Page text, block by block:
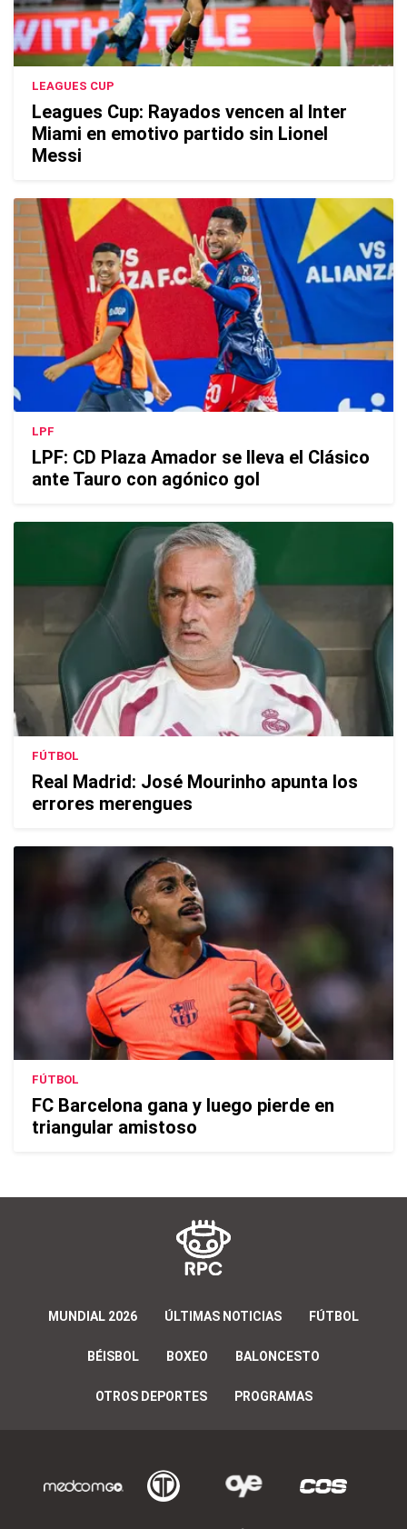
LEAGUES CUP
Leagues Cup: Rayados vencen al Inter
Miami en emotivo partido sin Lionel
Messi
LPF
LPF: CD Plaza Amador se lleva el Clásico
ante Tauro con agónico gol
FÚTBOL
Real Madrid: José Mourinho apunta los
errores merengues
FÚTBOL
FC Barcelona gana y luego pierde en
triangular amistoso
MUNDIAL 2026 ÚLTIMAS NOTICIAS FÚTBOL
BÉISBOL BOXEO BALONCESTO
OTROS DEPORTES PROGRAMAS